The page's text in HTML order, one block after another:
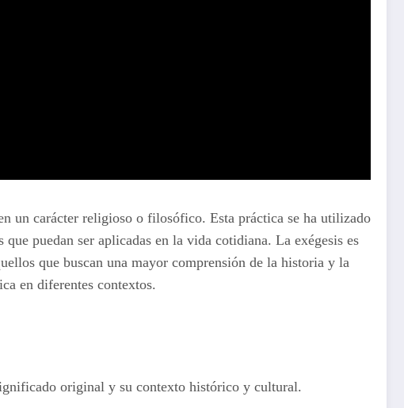
un carácter religioso o filosófico. Esta práctica se ha utilizado
puedan ser aplicadas en la vida cotidiana. La exégesis es
que buscan una mayor comprensión de la historia y la
en diferentes contextos.
original y su contexto histórico y cultural.